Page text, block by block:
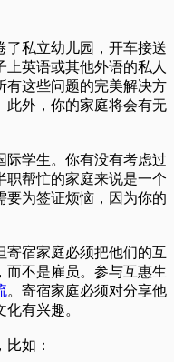
了私立幼儿园，开车接送
英语或其他外语的私人
有这些问题的完美解决方
此外，你的家庭将会有无
际学生。你有没有考虑过
职帮忙的家庭来说是一个
要为签证烦恼，因为你的
寄宿家庭必须把他们的互
而不是雇员。参与互惠生
。寄宿家庭必须对分享他
有兴趣。
，比如：